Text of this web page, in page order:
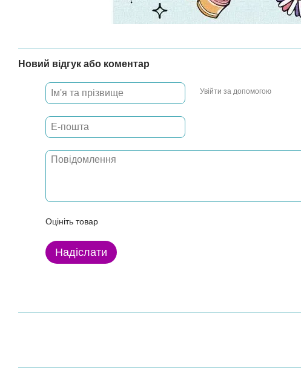
Новий відгук або коментар
Увійти за допомогою
Оцініть товар
Надіслати